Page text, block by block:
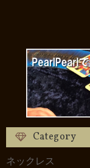
Category
ネックレス